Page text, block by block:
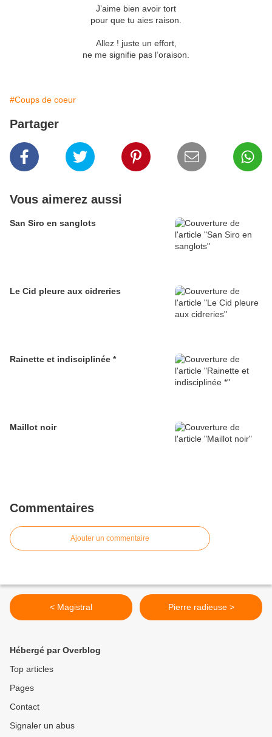
J’aime bien avoir tort
pour que tu aies raison.
Allez ! juste un effort,
ne me signifie pas l’oraison.
#Coups de coeur
Partager
Vous aimerez aussi
San Siro en sanglots
Le Cid pleure aux cidreries
Rainette et indisciplinée *
Maillot noir
Commentaires
Ajouter un commentaire
< Magistral Pierre radieuse >
Hébergé par Overblog
Top articles
Pages
Contact
Signaler un abus